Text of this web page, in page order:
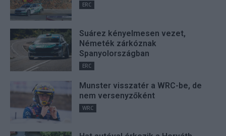
ERC
Suárez kényelmesen vezet,
Németék zárkóznak
Spanyolországban
ERC
Munster visszatér a WRC-be, de
nem versenyzőként
WRC